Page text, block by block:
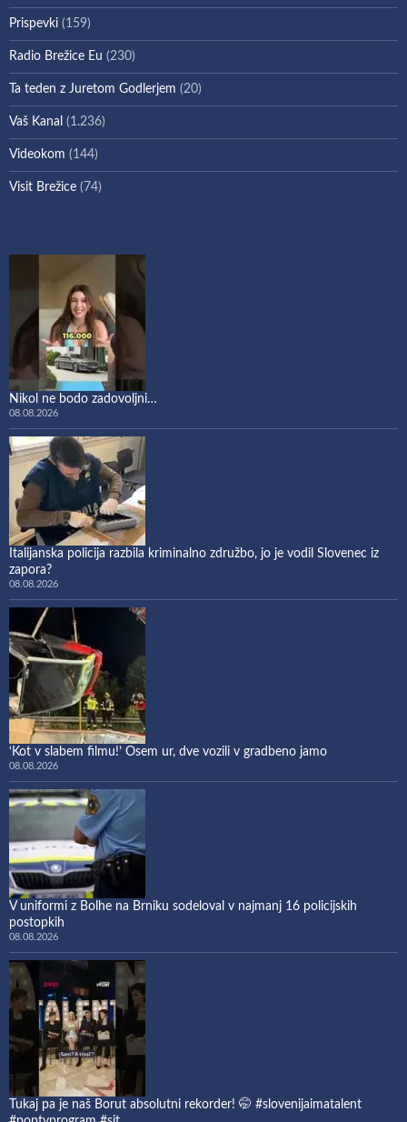
Prispevki (159)
Radio Brežice Eu (230)
Ta teden z Juretom Godlerjem (20)
Vaš Kanal (1.236)
Videokom (144)
Visit Brežice (74)
Nikol ne bodo zadovoljni…
08.08.2026
Italijanska policija razbila kriminalno združbo, jo je vodil Slovenec iz
zapora?
08.08.2026
‘Kot v slabem filmu!’ Osem ur, dve vozili v gradbeno jamo
08.08.2026
V uniformi z Bolhe na Brniku sodeloval v najmanj 16 policijskih
postopkih
08.08.2026
Tukaj pa je naš Borut absolutni rekorder! 🤭 #slovenijaimatalent